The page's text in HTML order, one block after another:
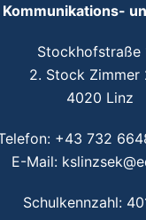
Kommunikations-
Stockhofstraße
2. Stock Zimmer
4020 Linz
+43 732
E-Mail:
Schulkennzahl: